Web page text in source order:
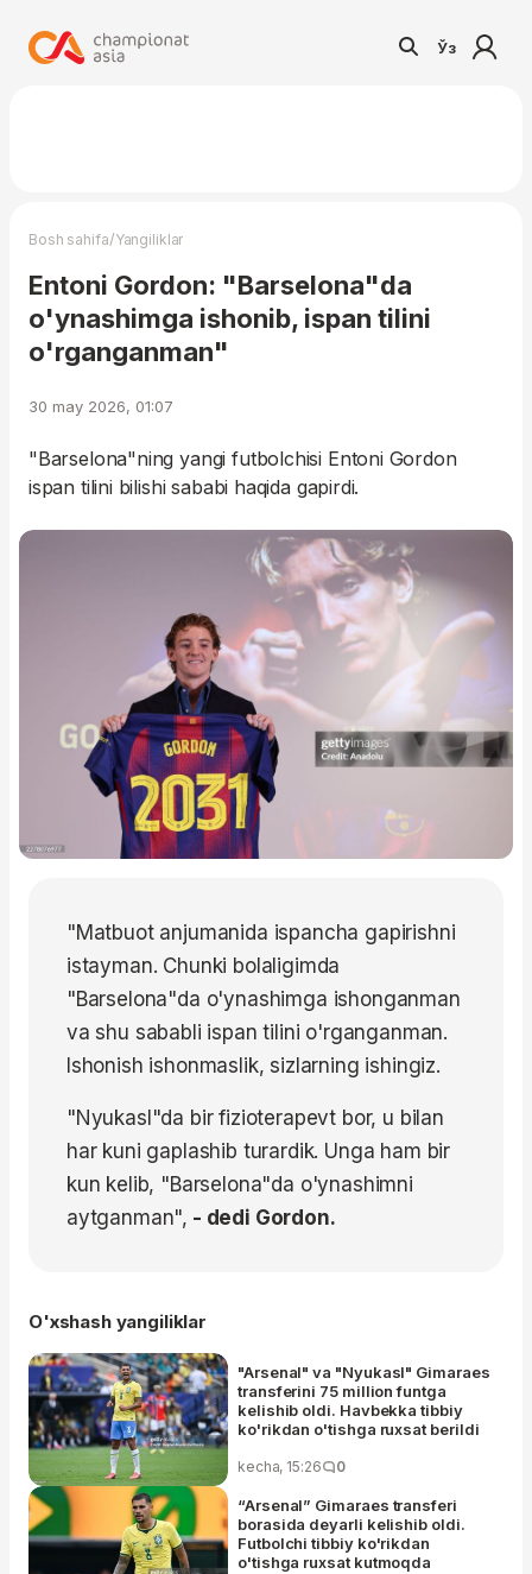
Ўз
Bosh sahifa/Yangiliklar
Entoni Gordon: "Barselona"da
o'ynashimga ishonib, ispan tilini
o'rganganman"
30 may 2026, 01:07
"Barselona"ning yangi futbolchisi Entoni Gordon
ispan tilini bilishi sababi haqida gapirdi.
"Matbuot anjumanida ispancha gapirishni
istayman. Chunki bolaligimda
"Barselona"da o'ynashimga ishonganman
va shu sababli ispan tilini o'rganganman.
Ishonish ishonmaslik, sizlarning ishingiz.
"Nyukasl"da bir fizioterapevt bor, u bilan
har kuni gaplashib turardik. Unga ham bir
kun kelib, "Barselona"da o'ynashimni
aytganman", - dedi Gordon.
O'xshash yangiliklar
"Arsenal" va "Nyukasl" Gimaraes
transferini 75 million funtga
kelishib oldi. Havbekka tibbiy
ko'rikdan o'tishga ruxsat berildi
kecha, 15:26 0
“Arsenal” Gimaraes transferi
borasida deyarli kelishib oldi.
Futbolchi tibbiy ko'rikdan
o'tishga ruxsat kutmoqda